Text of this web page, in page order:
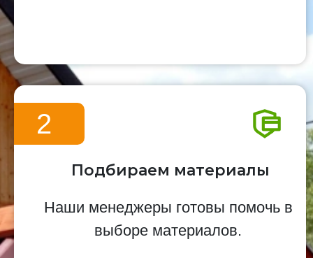
2
Подбираем материалы
Наши менеджеры готовы помочь в
выборе материалов.